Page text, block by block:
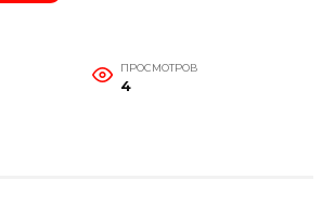
ПРОСМОТРОВ
4